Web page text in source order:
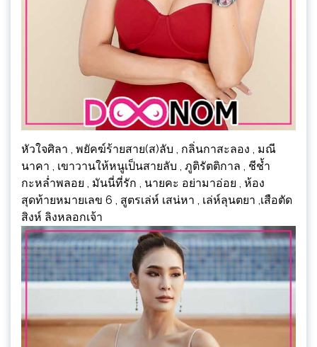
หัวใจศิลา , พยัคฆ์ร้ายสาย(ส)ลับ , กลิ่นกาสะลอง , มณี
นาคา , เขาวานให้หนูเป็นสายลับ , ภูติรัตติกาล , ชีช้ำ
กะหล่ำพลอย , มันนี่ที่รัก , นายคะ อย่ามาอ่อย , ห้อง
สุดท้ายหมายเลข 6 , สูตรเล่ห์ เสน่หา , เล่ห์ลุนตยา ,เสือตัด
สิงห์ ลิงหลอกเจ้า